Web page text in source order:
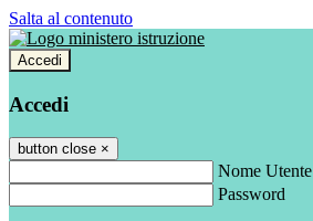
Salta al contenuto
Accedi
Accedi
button close ×
Nome Utente
Password